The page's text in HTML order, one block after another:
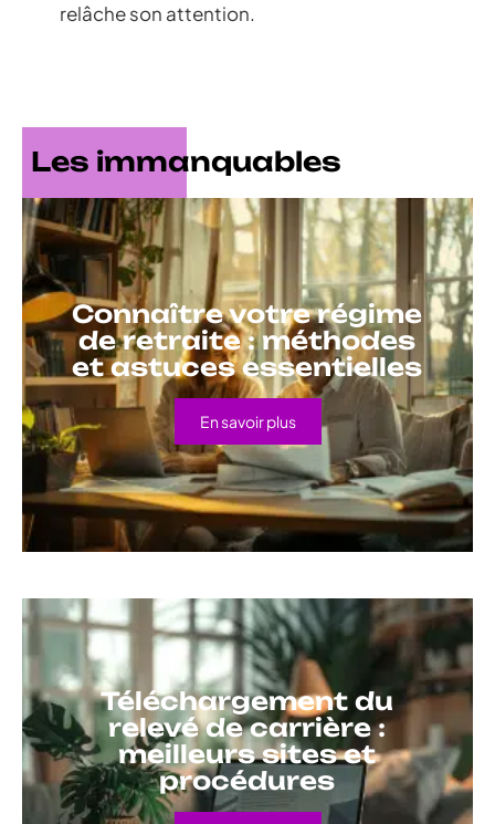
relâche son attention.
Les immanquables
Connaître votre régime
de retraite : méthodes
et astuces essentielles
En savoir plus
Téléchargement du
relevé de carrière :
meilleurs sites et
procédures